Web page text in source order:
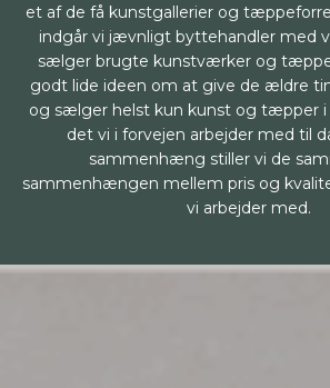
et af de få kunstgallerier og
indgår vi jævnligt byttehandler med
sælger brugte kunstværker og
godt lide ideen om at give de ældre
og sælger helst kun kunst og tæpper
det vi i forvejen arbejder med til
sammenhæng stiller vi de
sammenhængen mellem pris og
vi arbejder med.